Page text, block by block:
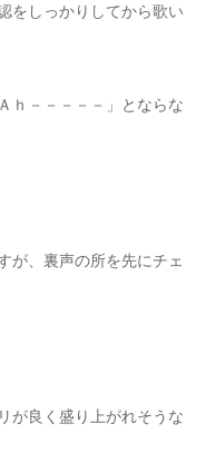
をしっかりしてから歌い
ｈ－－－－－」とならな
が、裏声の所を先にチェ
が良く盛り上がれそうな